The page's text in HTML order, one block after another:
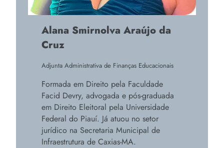
Alana Smirnolva Araújo da
Cruz
Adjunta Administrativa de Finanças Educacionais
Formada em Direito pela Faculdade
Facid Devry, advogada e pós-graduada
em Direito Eleitoral pela Universidade
Federal do Piauí. Já atuou no setor
jurídico na Secretaria Municipal de
Infraestrutura de Caxias-MA.